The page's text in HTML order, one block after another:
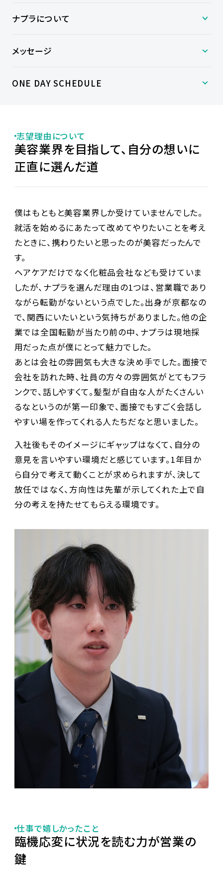
志望理由について
美容業界を目指して、自分の想いに
正直に選んだ道
僕はもともと美容業界しか受けていませんでした。
就活を始めるにあたって改めてやりたいことを考え
たときに、携わりたいと思ったのが美容だったんで
す。
ヘアケアだけでなく化粧品会社なども受けていま
したが、ナプラを選んだ理由の1つは、営業職であり
ながら転勤がないという点でした。出身が京都なの
で、関西にいたいという気持ちがありました。他の企
業では全国転勤が当たり前の中、ナプラは現地採
用だった点が僕にとって魅力でした。
あとは会社の雰囲気も大きな決め手でした。面接で
会社を訪れた時、社員の方々の雰囲気がとてもフラ
ンクで、話しやすくて。髪型が自由な人がたくさんい
るなというのが第一印象で、面接でもすごく会話し
やすい場を作ってくれる人たちだなと思いました。
入社後もそのイメージにギャップはなくて、自分の
意見を言いやすい環境だと感じています。1年目か
ら自分で考えて動くことが求められますが、決して
放任ではなく、方向性は先輩が示してくれた上で自
分の考えを持たせてもらえる環境です。
仕事で嬉しかったこと
臨機応変に状況を読む力が営業の
鍵
ナプラについて
メッセージ
ONE DAY SCHEDULE